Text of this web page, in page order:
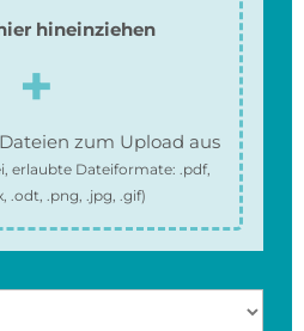
hineinziehen
zum Upload aus
erlaubte Dateiformate: .pdf,
.odt, .png, .jpg, .gif)